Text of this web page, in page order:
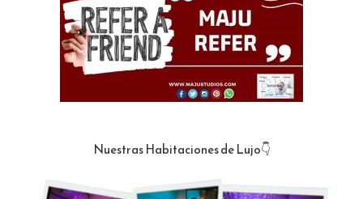
Nuestras Habitaciones de Lujo👇